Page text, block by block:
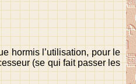
hormis l’utilisation, pour le
(se qui fait passer les